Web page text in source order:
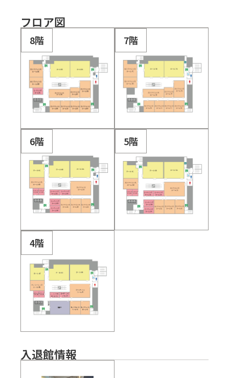
フロア図
8階 7階
6階 5階
4階
入退館情報